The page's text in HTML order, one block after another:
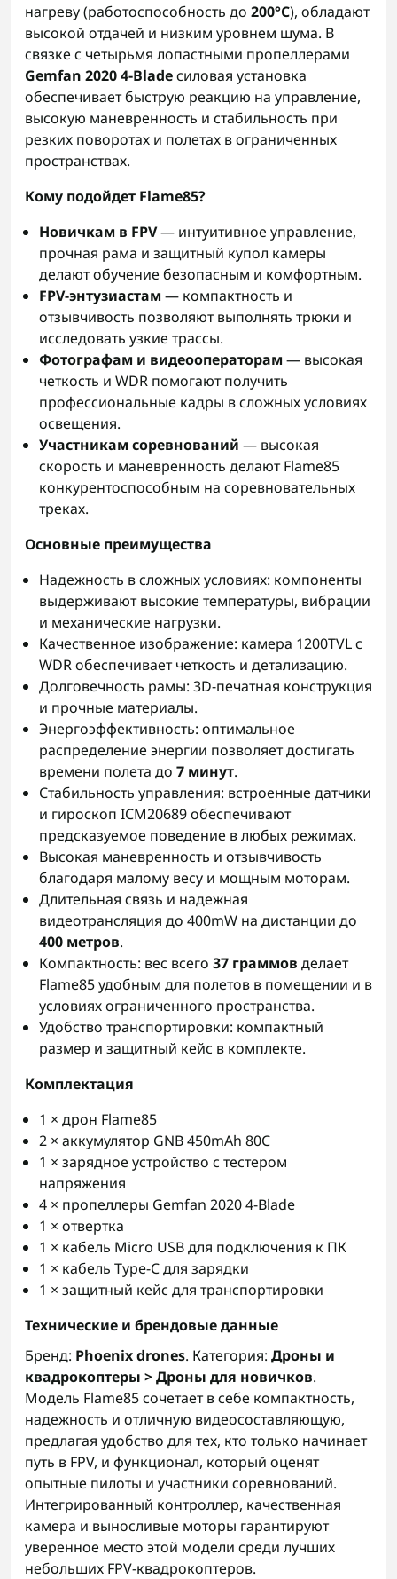
нагреву (работоспособность до 200°C), обладают
высокой отдачей и низким уровнем шума. В
связке с четырьмя лопастными пропеллерами
Gemfan 2020 4-Bladeсиловая установка
обеспечивает быструю реакцию на управление,
высокую маневренность и стабильность при
резких поворотах и полетах в ограниченных
пространствах.
Кому подойдет Flame85?
Новичкам в FPV— интуитивное управление,
прочная рама и защитный купол камеры
делают обучение безопасным и комфортным.
FPV-энтузиастам— компактность и
отзывчивость позволяют выполнять трюки и
исследовать узкие трассы.
Фотографам и видеооператорам— высокая
четкость и WDR помогают получить
профессиональные кадры в сложных условиях
освещения.
Участникам соревнований — высокая
скорость и маневренность делают Flame85
конкурентоспособным на соревновательных
треках.
Основные преимущества
Надежность в сложных условиях: компоненты
выдерживают высокие температуры, вибрации
и механические нагрузки.
Качественное изображение: камера 1200TVL с
WDR обеспечивает четкость и детализацию.
Долговечность рамы: 3D-печатная конструкция
и прочные материалы.
Энергоэффективность: оптимальное
распределение энергии позволяет достигать
времени полета до 7 минут.
Стабильность управления: встроенные датчики
и гироскоп ICM20689 обеспечивают
предсказуемое поведение в любых режимах.
Высокая маневренность и отзывчивость
благодаря малому весу и мощным моторам.
Длительная связь и надежная
видеотрансляция до 400mW на дистанции до
400 метров.
Компактность: вес всего 37 граммов делает
Flame85 удобным для полетов в помещении и в
условиях ограниченного пространства.
Удобство транспортировки: компактный
размер и защитный кейс в комплекте.
Комплектация
1 × дрон Flame85
2 × аккумулятор GNB 450mAh 80C
1 × зарядное устройство с тестером
напряжения
4 × пропеллеры Gemfan 2020 4-Blade
1 × отвертка
1 × кабель Micro USB для подключения к ПК
1 × кабель Type-C для зарядки
1 × защитный кейс для транспортировки
Технические и брендовые данные
Бренд: Phoenix drones. Категория: Дроны и
квадрокоптеры > Дроны для новичков.
Модель Flame85 сочетает в себе компактность,
надежность и отличную видеосоставляющую,
предлагая удобство для тех, кто только начинает
путь в FPV, и функционал, который оценят
опытные пилоты и участники соревнований.
Интегрированный контроллер, качественная
камера и выносливые моторы гарантируют
уверенное место этой модели среди лучших
небольших FPV-квадрокоптеров.